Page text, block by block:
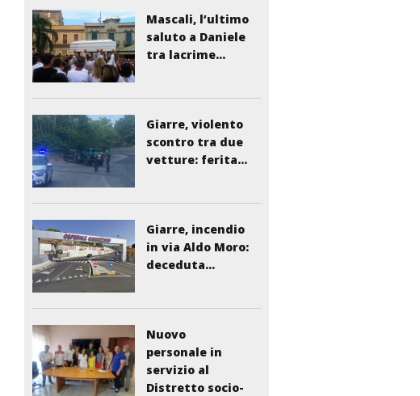
Mascali, l’ultimo
saluto a Daniele
tra lacrime...
Giarre, violento
scontro tra due
vetture: ferita...
Giarre, incendio
in via Aldo Moro:
deceduta...
Nuovo
personale in
servizio al
Distretto socio-